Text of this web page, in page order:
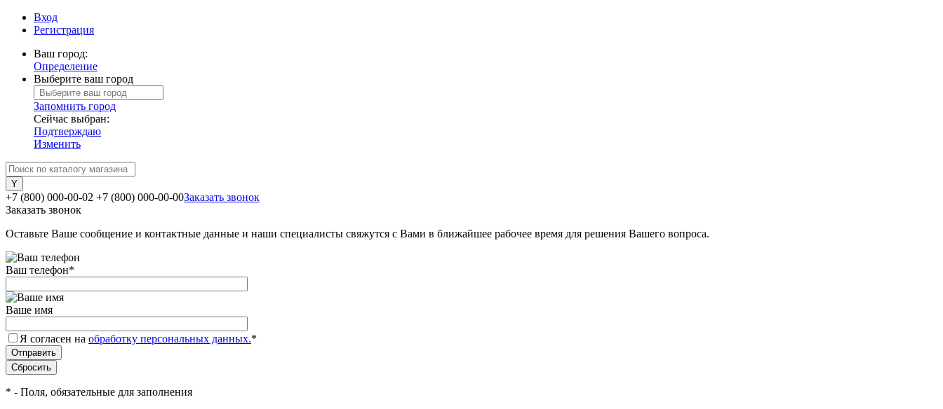
Вход
Регистрация
Ваш город:
Определение
Выберите ваш город
Запомнить город
Сейчас выбран:
Подтверждаю
Изменить
+7 (800) 000-00-02 +7 (800) 000-00-00Заказать звонок
Заказать звонок
Оставьте Ваше сообщение и контактные данные и наши специалисты свяжутся с Вами в ближайшее рабочее время для решения Вашего вопроса.
Ваш телефон*
Ваше имя
Я согласен на обработку персональных данных.*
* - Поля, обязательные для заполнения